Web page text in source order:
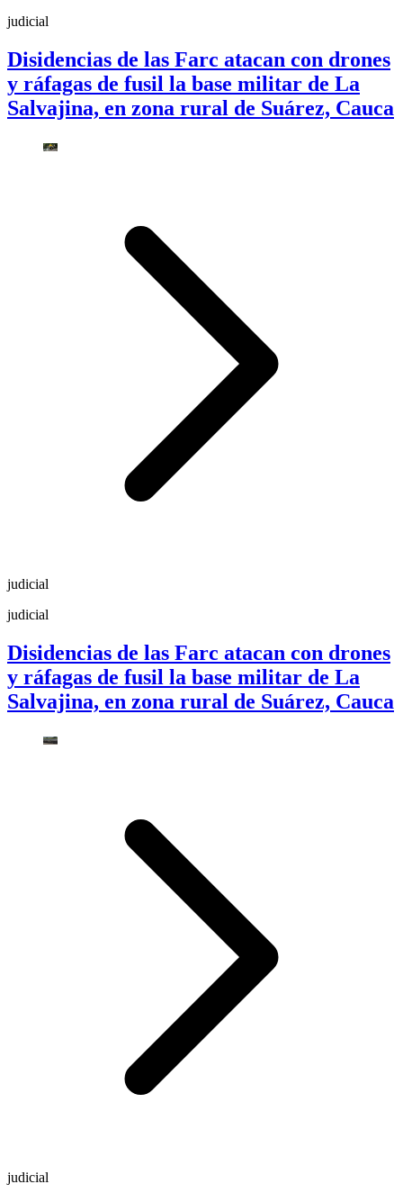
judicial
Disidencias de las Farc atacan con drones
y ráfagas de fusil la base militar de La
Salvajina, en zona rural de Suárez, Cauca
judicial
judicial
Disidencias de las Farc atacan con drones
y ráfagas de fusil la base militar de La
Salvajina, en zona rural de Suárez, Cauca
judicial